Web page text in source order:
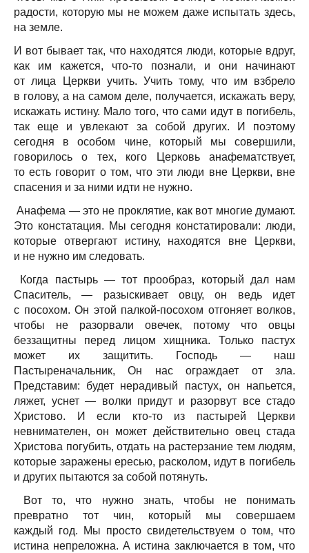
радости, которую мы не можем даже испытать здесь,
на земле.
И вот бывает так, что находятся люди, которые вдруг,
как им кажется, что-то познали, и они начинают
от лица Церкви учить. Учить тому, что им взбрело
в голову, а на самом деле, получается, искажать веру,
искажать истину. Мало того, что сами идут в погибель,
так еще и увлекают за собой других. И поэтому
сегодня в особом чине, который мы совершили,
говорилось о тех, кого Церковь анафематствует,
то есть говорит о том, что эти люди вне Церкви, вне
спасения и за ними идти не нужно.
Анафема — это не проклятие, как вот многие думают.
Это констатация. Мы сегодня констатировали: люди,
которые отвергают истину, находятся вне Церкви,
и не нужно им следовать.
Когда пастырь — тот прообраз, который дал нам
Спаситель, — разыскивает овцу, он ведь идет
с посохом. Он этой палкой-посохом отгоняет волков,
чтобы не разорвали овечек, потому что овцы
беззащитны перед лицом хищника. Только пастух
может их защитить. Господь — наш
Пастыреначальник, Он нас ограждает от зла.
Представим: будет нерадивый пастух, он напьется,
ляжет, уснет — волки придут и разорвут все стадо
Христово. И если кто-то из пастырей Церкви
невнимателен, он может действительно овец стада
Христова погубить, отдать на растерзание тем людям,
которые заражены ересью, расколом, идут в погибель
и других пытаются за собой потянуть.
Вот то, что нужно знать, чтобы не понимать
превратно тот чин, который мы совершаем
каждый год. Мы просто свидетельствуем о том, что
истина непреложна. А истина заключается в том, что